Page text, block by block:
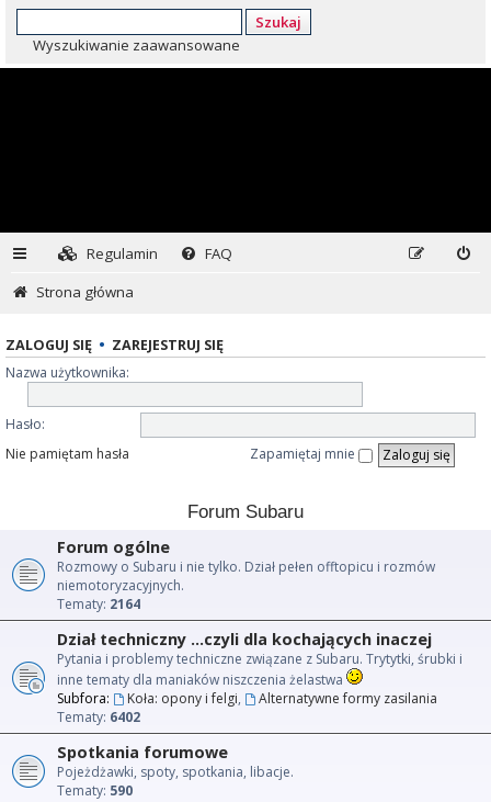
Szukaj
Wyszukiwanie zaawansowane
Regulamin
FAQ
Strona główna
ZALOGUJ SIĘ • ZAREJESTRUJ SIĘ
Nazwa użytkownika:
Hasło:
Nie pamiętam hasła
Zapamiętaj mnie
Forum Subaru
Forum ogólne
Rozmowy o Subaru i nie tylko. Dział pełen offtopicu i rozmów
niemotoryzacyjnych.
Tematy: 2164
Dział techniczny ...czyli dla kochających inaczej
Pytania i problemy techniczne związane z Subaru. Trytytki, śrubki i
inne tematy dla maniaków niszczenia żelastwa
Subfora:
Koła: opony i felgi,
Alternatywne formy zasilania
Tematy: 6402
Spotkania forumowe
Pojeżdżawki, spoty, spotkania, libacje.
Tematy: 590